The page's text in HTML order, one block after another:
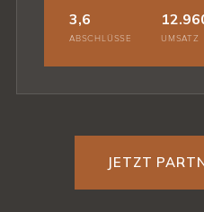
3,6
ABSCHLÜSSE UMSATZ
JETZT